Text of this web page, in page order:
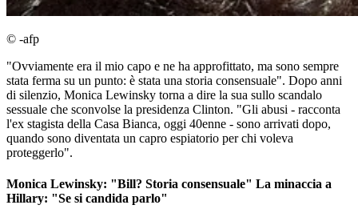
© -afp
"Ovviamente era il mio capo e ne ha approfittato, ma sono sempre
stata ferma su un punto: è stata una storia consensuale". Dopo anni
di silenzio, Monica Lewinsky torna a dire la sua sullo scandalo
sessuale che sconvolse la presidenza Clinton. "Gli abusi - racconta
l'ex stagista della Casa Bianca, oggi 40enne - sono arrivati dopo,
quando sono diventata un capro espiatorio per chi voleva
proteggerlo".
Monica Lewinsky: "Bill? Storia consensuale" La minaccia a
Hillary: "Se si candida parlo"